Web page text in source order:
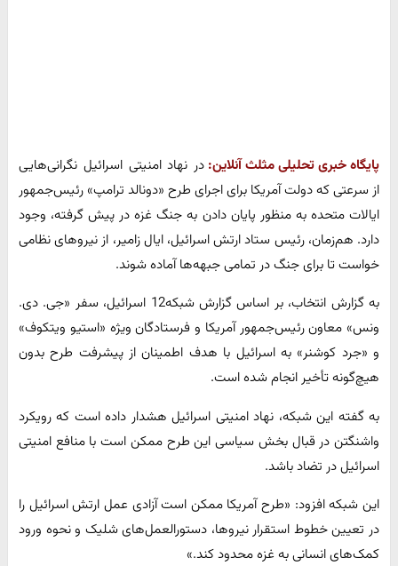
پایگاه خبری تحلیلی مثلث آنلاین: ​در نهاد امنیتی اسرائیل نگرانی‌هایی
از سرعتی که دولت آمریکا برای اجرای طرح «دونالد ترامپ» رئیس‌جمهور
ایالات متحده به منظور پایان دادن به جنگ غزه در پیش گرفته، وجود
دارد. هم‌زمان، رئیس ستاد ارتش اسرائیل، ایال زامیر، از نیروهای نظامی
خواست تا برای جنگ در تمامی جبهه‌ها آماده شوند.
به گزارش انتخاب، بر اساس گزارش شبکه12 اسرائیل، سفر «جی. دی.
ونس» معاون رئیس‌جمهور آمریکا و فرستادگان ویژه «استیو ویتکوف»
و «جرد کوشنر» به اسرائیل با هدف اطمینان از پیشرفت طرح بدون
هیچ‌گونه تأخیر انجام شده است.
به گفته این شبکه، نهاد امنیتی اسرائیل هشدار داده است که رویکرد
واشنگتن در قبال بخش سیاسی این طرح ممکن است با منافع امنیتی
اسرائیل در تضاد باشد.
این شبکه افزود: «طرح آمریکا ممکن است آزادی عمل ارتش اسرائیل را
در تعیین خطوط استقرار نیروها، دستورالعمل‌های شلیک و نحوه ورود
کمک‌های انسانی به غزه محدود کند.»